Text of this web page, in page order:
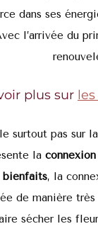
dans ses
l’arrivée du
plus sur
surtout pas sur
la
bienfaits, la
de manière
sécher les